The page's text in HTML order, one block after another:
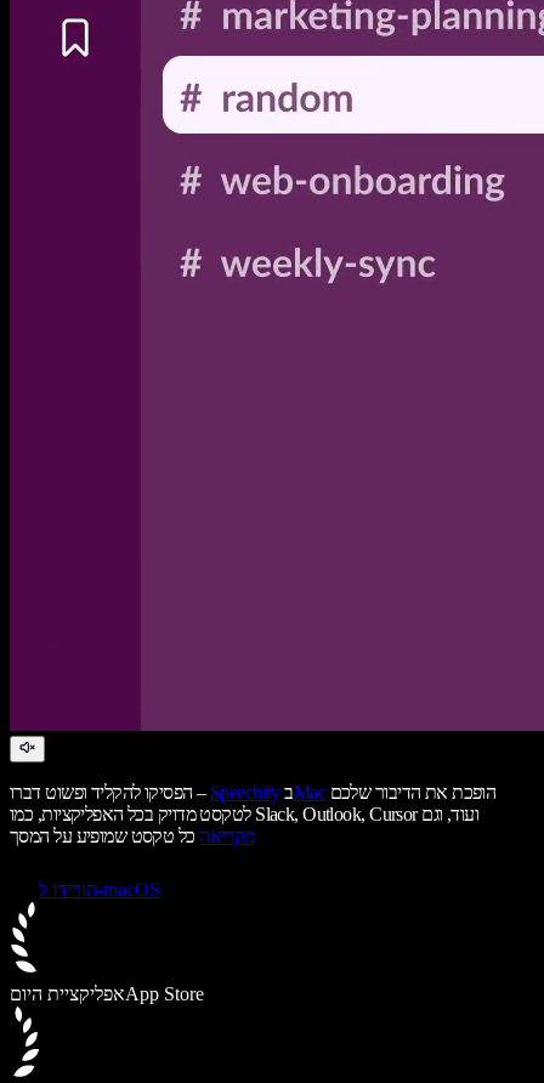
הפסיקו להקליד ופשוט דברו – Speechify בMacהופכת את הדיבור שלכם
לטקסט מדויק בכל האפליקציות, כמו Slack, Outlook, Cursor ועוד, וגם
מקריאהכל טקסט שמופיע על המסך
הורידו ל-macOS
אפליקציית היוםApp Store